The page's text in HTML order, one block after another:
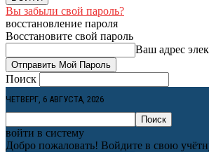
Вы забыли свой пароль?
восстановление пароля
Восстановите свой пароль
Ваш адрес
Поиск
ЧЕТВЕРГ, 6 АВГУСТА, 2026
войти в систему
Добро пожаловать! Войдите в свою